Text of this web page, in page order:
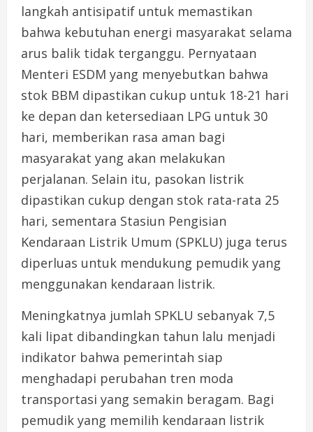
langkah antisipatif untuk memastikan
bahwa kebutuhan energi masyarakat selama
arus balik tidak terganggu. Pernyataan
Menteri ESDM yang menyebutkan bahwa
stok BBM dipastikan cukup untuk 18-21 hari
ke depan dan ketersediaan LPG untuk 30
hari, memberikan rasa aman bagi
masyarakat yang akan melakukan
perjalanan. Selain itu, pasokan listrik
dipastikan cukup dengan stok rata-rata 25
hari, sementara Stasiun Pengisian
Kendaraan Listrik Umum (SPKLU) juga terus
diperluas untuk mendukung pemudik yang
menggunakan kendaraan listrik.
Meningkatnya jumlah SPKLU sebanyak 7,5
kali lipat dibandingkan tahun lalu menjadi
indikator bahwa pemerintah siap
menghadapi perubahan tren moda
transportasi yang semakin beragam. Bagi
pemudik yang memilih kendaraan listrik